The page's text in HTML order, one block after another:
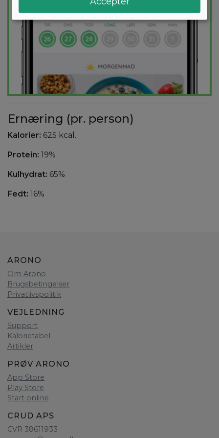
Ernæring (pr. person)
Kalorier: 625 kcal.
Protein: 19%
Kulhydrat: 65%
Fedt: 16%
ARONO
Om Arono
Brugsbetingelser
Privatlivspolitik
VEJLEDNING
Support
Kalorietabel
Artikler
PRØV ARONO
App Store
Play Store
Start online
CRUD APS
CVR 38611933